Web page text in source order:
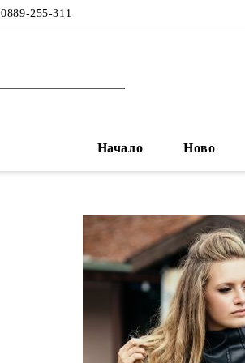
0889-255-311
Начало Ново